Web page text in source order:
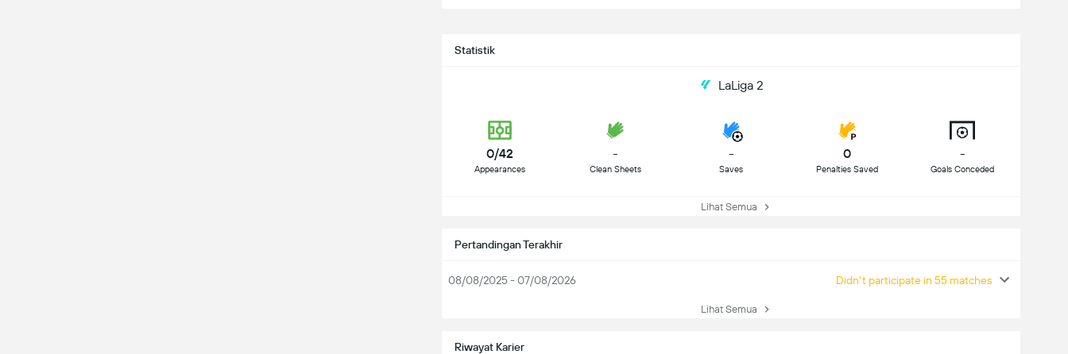
Statistik
LaLiga 2
0/42
Appearances
-
Clean Sheets
-
Saves
0
Penalties Saved
-
Goals Conceded
Lihat Semua
Pertandingan Terakhir
08/08/2025 - 07/08/2026 Didn't participate in 55 matches
Lihat Semua
Riwayat Karier